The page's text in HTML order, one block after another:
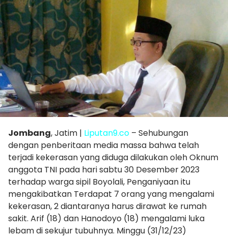
Jombang, Jatim | Liputan9.co – Sehubungan
dengan penberitaan media massa bahwa telah
terjadi kekerasan yang diduga dilakukan oleh Oknum
anggota TNI pada hari sabtu 30 Desember 2023
terhadap warga sipil Boyolali, Penganiyaan itu
mengakibatkan Terdapat 7 orang yang mengalami
kekerasan, 2 diantaranya harus dirawat ke rumah
sakit. Arif (18) dan Hanodoyo (18) mengalami luka
lebam di sekujur tubuhnya. Minggu (31/12/23)